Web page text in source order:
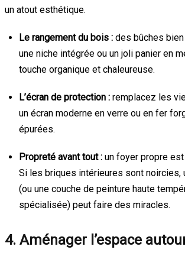
un atout esthétique.
Le rangement du bois : des bûches
une niche intégrée ou un joli panier en
touche organique et chaleureuse.
L’écran de protection : remplacez les
un écran moderne en verre ou en fer
épurées.
Propreté avant tout : un foyer propre
Si les briques intérieures sont noircies,
(ou une couche de peinture haute
spécialisée) peut faire des miracles.
4. Aménager l’espace